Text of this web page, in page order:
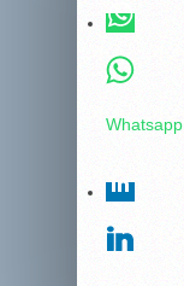
Whatsapp